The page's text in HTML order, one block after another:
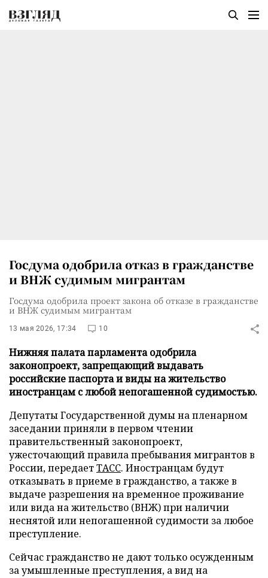
Госдума одобрила отказ в гражданстве
и ВНЖ судимым мигрантам
Госдума одобрила проект закона об отказе в гражданстве
и ВНЖ судимым мигрантам
13 мая 2026, 17:34 10
Нижняя палата парламента одобрила
законопроект, запрещающий выдавать
российские паспорта и виды на жительство
иностранцам с любой непогашенной судимостью.
Депутаты Государственной думы на пленарном
заседании приняли в первом чтении
правительственный законопроект,
ужесточающий правила пребывания мигрантов в
России, передаетТАСС. Иностранцам будут
отказывать в приеме в гражданство, а также в
выдаче разрешения на временное проживание
или вида на жительство (ВНЖ) при наличии
неснятой или непогашенной судимости за любое
преступление.
Сейчас гражданство не дают только осужденным
за умышленные преступления, а вид на